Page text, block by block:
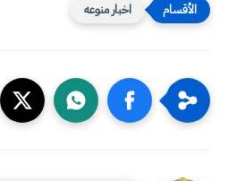
اخبار منوعه